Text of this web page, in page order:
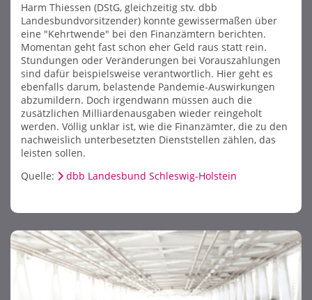
Harm Thiessen (DStG, gleichzeitig stv. dbb
Landesbundvorsitzender) konnte gewissermaßen über
eine "Kehrtwende" bei den Finanzämtern berichten.
Momentan geht fast schon eher Geld raus statt rein.
Stundungen oder Veränderungen bei Vorauszahlungen
sind dafür beispielsweise verantwortlich. Hier geht es
ebenfalls darum, belastende Pandemie-Auswirkungen
abzumildern. Doch irgendwann müssen auch die
zusätzlichen Milliardenausgaben wieder reingeholt
werden. Völlig unklar ist, wie die Finanzämter, die zu den
nachweislich unterbesetzten Dienststellen zählen, das
leisten sollen.
Quelle:
dbb Landesbund Schleswig-Holstein